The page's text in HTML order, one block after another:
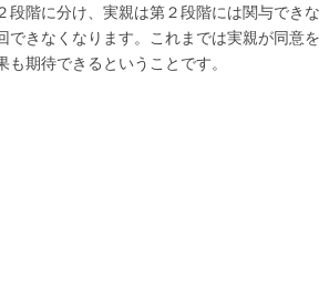
階に分け、実親は第２段階には関与できな
きなくなります。これまでは実親が同意
期待できるということです。